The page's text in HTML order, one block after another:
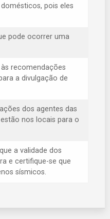
pois eles
pode ocorrer uma
recomendações
a divulgação de
dos agentes das
nos locais para o
a validade dos
e certifique-se que
sísmicos.